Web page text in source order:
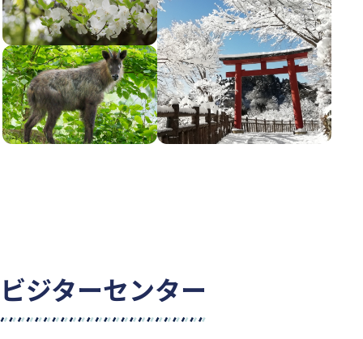
ビジターセンター